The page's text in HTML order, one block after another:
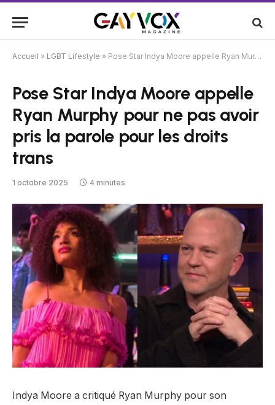
Accueil » LGBT Lifestyle » Pose Star Indya Moore appelle Ryan Murphy pour ne pas avoir pris la parole pour les droits trans
Pose Star Indya Moore appelle
Ryan Murphy pour ne pas avoir
pris la parole pour les droits
trans
1 octobre 2025 4 minutes
Indya Moore a critiqué Ryan Murphy pour son